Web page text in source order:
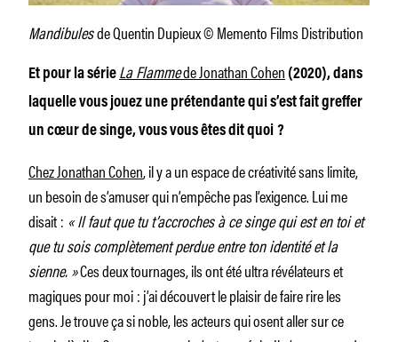
Mandibulesde Quentin Dupieux © Memento Films Distribution
Et pour la série La Flammede Jonathan Cohen (2020), dans
laquelle vous jouez une prétendante qui s’est fait greffer
un cœur de singe, vous vous êtes dit quoi ?
Chez Jonathan Cohen, il y a un espace de créativité sans limite,
un besoin de s’amuser qui n’empêche pas l’exigence. Lui me
disait : « Il faut que tu t’accroches à ce singe qui est en toi et
que tu sois complètement perdue entre ton identité et la
sienne. »Ces deux tournages, ils ont été ultra révélateurs et
magiques pour moi : j’ai découvert le plaisir de faire rire les
gens. Je trouve ça si noble, les acteurs qui osent aller sur ce